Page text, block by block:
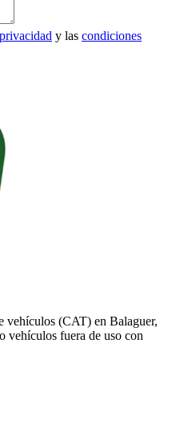
y las condiciones
vehículos (CAT) en Balaguer,
vehículos fuera de uso con